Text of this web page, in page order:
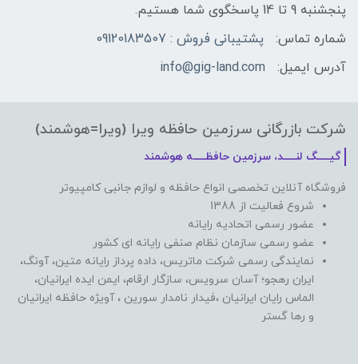
پنجشنبه 9 تا 14 پاسخگوی شما هستیم.
شماره تماس:
پشتیبانی فروش : 09120183507
آدرس ایمیل:
info@gig-land.com
شرکت بازرگانی سرزمین حافظه ویرا (ویرا=هوشمند)
گیـــــگ لنـــــد، سرزمین حافظـــــه هوشمند
فروشگاه آنلاین تخصصی انواع حافظه و لوازم جانبی کامپیوتر
شروع فعالیت از 1388
عضور رسمی اتحادیه رایانه
عضو رسمی سازمان نظام صنفی رایانه ای کشور
نمایندگی رسمی شرکت ماتریس، داده پرداز رایانه متین، آونگ،
ایران رهجو؛ آسان سرویس، سازگار ارقام، ایمن ایده ایرانیان،
الماس رایان ایرانیان ،فیدار نامدار سورین ، آویژه حافظه ایرانیان
و رها گستر